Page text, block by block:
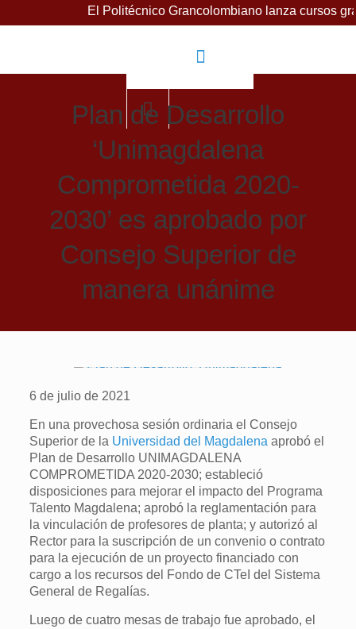
El Politécnico Grancolombiano lanza cursos gratuitos para
Plan de Desarrollo
‘Unimagdalena
Comprometida 2020-
2030’ es aprobado por
Consejo Superior de
manera unánime
6 de julio de 2021
En una provechosa sesión ordinaria el Consejo
Superior de la Universidad del Magdalena aprobó el
Plan de Desarrollo UNIMAGDALENA
COMPROMETIDA 2020-2030; estableció
disposiciones para mejorar el impacto del Programa
Talento Magdalena; aprobó la reglamentación para
la vinculación de profesores de planta; y autorizó al
Rector para la suscripción de un convenio o contrato
para la ejecución de un proyecto financiado con
cargo a los recursos del Fondo de CTeI del Sistema
General de Regalías.
Luego de cuatro mesas de trabajo fue aprobado, el